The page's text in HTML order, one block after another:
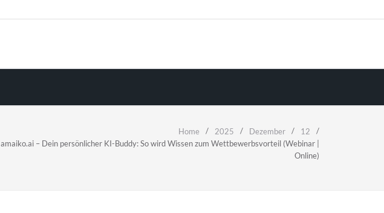
Home 2025 Dezember
12
amaiko.ai – Dein persönlicher KI-Buddy: So wird Wissen zum Wettbewerbsvorteil (Webinar |
Online)